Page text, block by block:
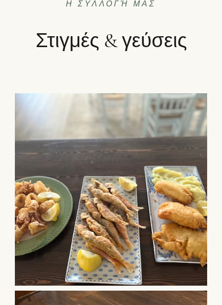
Η ΣΥΛΛΟΓΉ ΜΑΣ
Στιγμές & γεύσεις